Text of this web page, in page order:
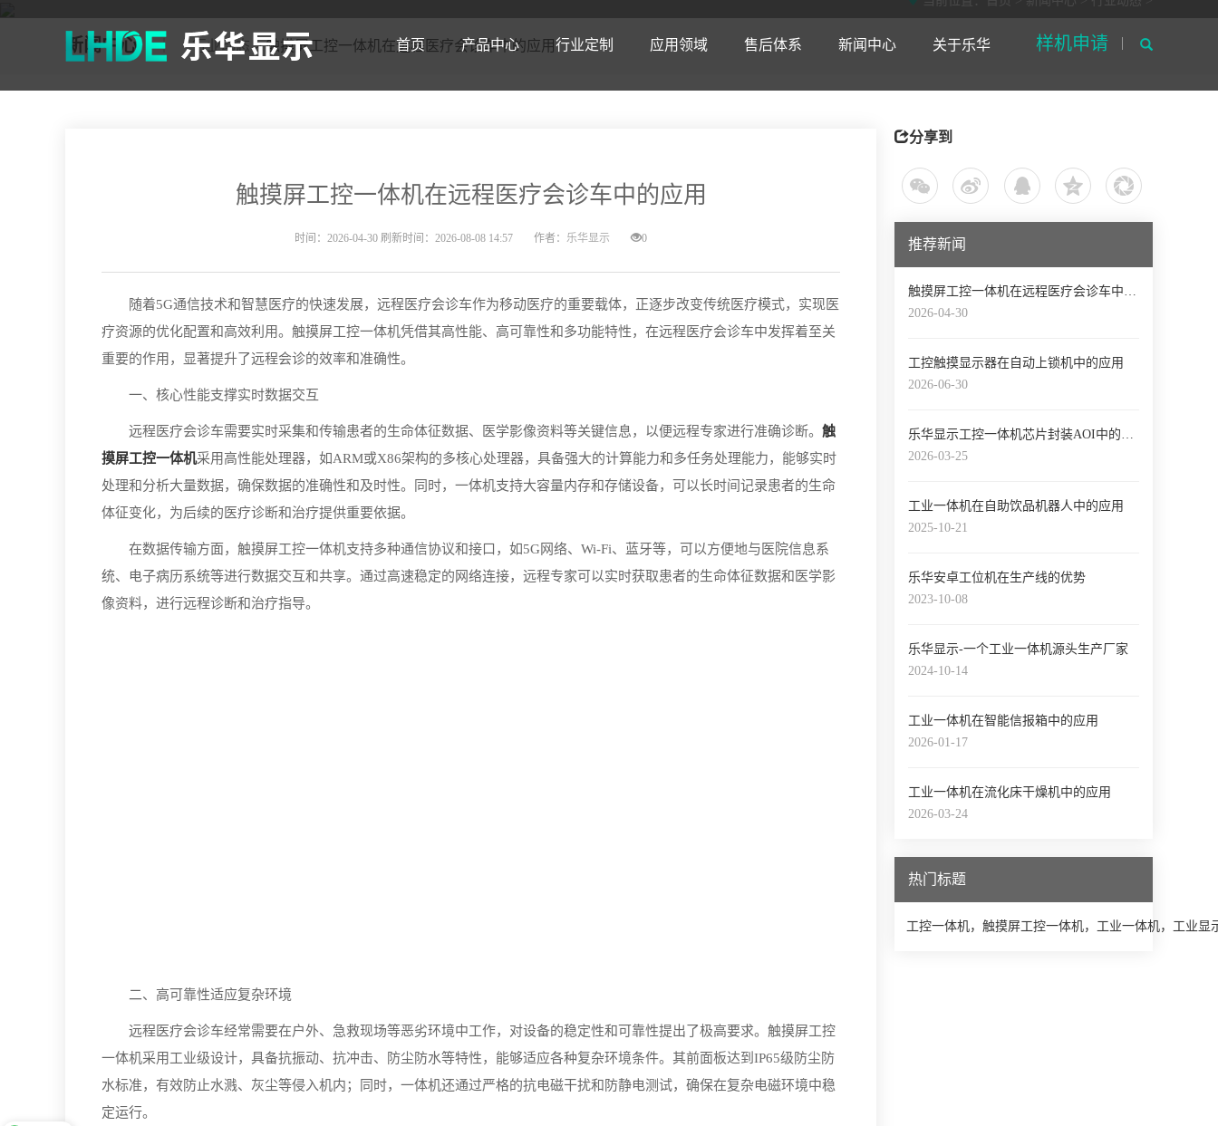
首页 产品中心
开放式ARM一体机
经典款安卓工位机
读卡款安卓工位机
扫码款安卓工位机
内嵌式工业安卓一体机
超薄A款安卓一体机
嵌入式工业安卓一体机
通用型工业安卓一体机
壁挂式A款安卓一体机
嵌入式工业平板电脑
通用型工业平板电脑
强固型工业平板电脑
扫码款X86工位机
外嵌式A款工业显示器
内嵌式A款工业显示器
壁挂式A款工业显示器
内嵌式工业显示器
嵌入式工业显示器
通用型工业显示器
强固型工业显示器
工业主板
人脸识别测温一体机
行业定制 应用领域
智能物联网
智慧交通
售后体系 新闻中心 关于乐华
发展历程
品质管控
样机申请
新闻中心 行业动态> 触摸屏工控一体机在远程医疗会诊车中的应用
触摸屏工控一体机在远程医疗会诊车中的应用
时间：2026-04-30 刷新时间：2026-08-08 14:57 作者： 乐华显示 0
随着5G通信技术和智慧医疗的快速发展，远程医疗会诊车作为移动医疗的重要载体，正逐步改变传统医疗模式，实现医
疗资源的优化配置和高效利用。触摸屏工控一体机凭借其高性能、高可靠性和多功能特性，在远程医疗会诊车中发挥着至关
重要的作用，显著提升了远程会诊的效率和准确性。
一、核心性能支撑实时数据交互
远程医疗会诊车需要实时采集和传输患者的生命体征数据、医学影像资料等关键信息，以便远程专家进行准确诊断。 触
摸屏工控一体机采用高性能处理器，如ARM或X86架构的多核心处理器，具备强大的计算能力和多任务处理能力，能够实时
处理和分析大量数据，确保数据的准确性和及时性。同时，一体机支持大容量内存和存储设备，可以长时间记录患者的生命
体征变化，为后续的医疗诊断和治疗提供重要依据。
在数据传输方面，触摸屏工控一体机支持多种通信协议和接口，如5G网络、Wi-Fi、蓝牙等，可以方便地与医院信息系
统、电子病历系统等进行数据交互和共享。通过高速稳定的网络连接，远程专家可以实时获取患者的生命体征数据和医学影
像资料，进行远程诊断和治疗指导。
二、高可靠性适应复杂环境
远程医疗会诊车经常需要在户外、急救现场等恶劣环境中工作，对设备的稳定性和可靠性提出了极高要求。触摸屏工控
一体机采用工业级设计，具备抗振动、抗冲击、防尘防水等特性，能够适应各种复杂环境条件。其前面板达到IP65级防尘防
水标准，有效防止水溅、灰尘等侵入机内；同时，一体机还通过严格的抗电磁干扰和防静电测试，确保在复杂电磁环境中稳
定运行。
分享到
推荐新闻
触摸屏工控一体机在远程医疗会诊车中的应用
2026-04-30
工控触摸显示器在自动上锁机中的应用
2026-06-30
乐华显示工控一体机芯片封装AOI中的应用
2026-03-25
工业一体机在自助饮品机器人中的应用
2025-10-21
乐华安卓工位机在生产线的优势
2023-10-08
乐华显示-一个工业一体机源头生产厂家
2024-10-14
工业一体机在智能信报箱中的应用
2026-01-17
工业一体机在流化床干燥机中的应用
2026-03-24
热门标题
工控一体机，触摸屏工控一体机，工业一体机，工业显